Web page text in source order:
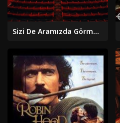
Sizi De Aramızda Görmekten Mutluluk Duyarız (2025)